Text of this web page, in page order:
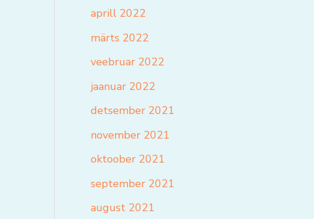
aprill 2022
märts 2022
veebruar 2022
jaanuar 2022
detsember 2021
november 2021
oktoober 2021
september 2021
august 2021